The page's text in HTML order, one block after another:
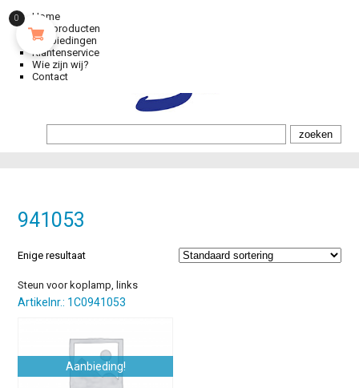
Home
Alle producten
Aanbiedingen
Klantenservice
Wie zijn wij?
Contact
941053
Enige resultaat
Steun voor koplamp, links
Artikelnr.: 1C0941053
Aanbieding!
0